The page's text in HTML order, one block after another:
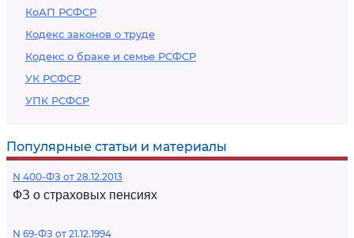
КоАП РСФСР
Кодекс законов о труде
Кодекс о браке и семье РСФСР
УК РСФСР
УПК РСФСР
Популярные статьи и материалы
N 400-ФЗ от 28.12.2013
ФЗ о страховых пенсиях
N 69-ФЗ от 21.12.1994